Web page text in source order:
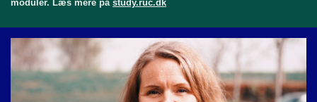
moduler. Læs mere på study.ruc.dk